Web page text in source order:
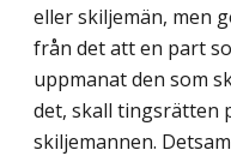
eller skiljemän, men
från det att en part
uppmanat den som
det, skall tingsrätten
skiljemannen.